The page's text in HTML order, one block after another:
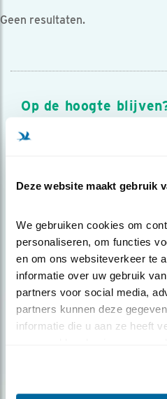
Deze website maakt gebruik
We gebruiken cookies om
personaliseren, om functies
en om ons websiteverkeer te
informatie over uw gebruik
partners voor social media,
partners kunnen deze
informatie die u aan ze heeft
Geen resultaten.
Op de hoogte
Meld je aan en ontvang
over vogels en activiteiten van